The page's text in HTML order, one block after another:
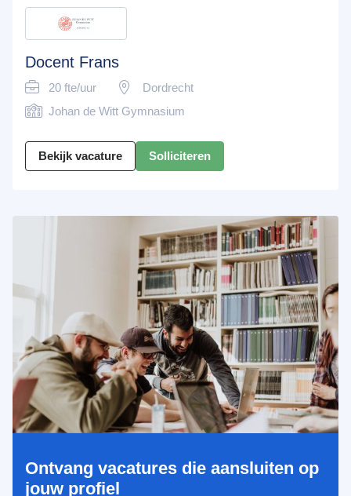
Docent Frans
20 fte/uur
Dordrecht
Johan de Witt Gymnasium
Bekijk vacature Solliciteren
Ontvang vacatures die aansluiten op
jouw profiel